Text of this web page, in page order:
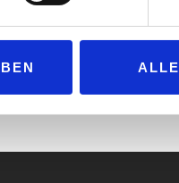
1. Juli 2022 kehrt Oliver
AXA, BP, Mastercard